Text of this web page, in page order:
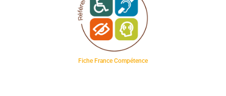
Fiche France Compétence